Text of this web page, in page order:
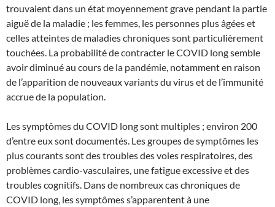
trouvaient dans un état moyennement grave pendant la partie
aiguë de la maladie ; les femmes, les personnes plus âgées et
celles atteintes de maladies chroniques sont particulièrement
touchées. La probabilité de contracter le COVID long semble
avoir diminué au cours de la pandémie, notamment en raison
de l’apparition de nouveaux variants du virus et de l’immunité
accrue de la population.
Les symptômes du COVID long sont multiples ; environ 200
d’entre eux sont documentés. Les groupes de symptômes les
plus courants sont des troubles des voies respiratoires, des
problèmes cardio-vasculaires, une fatigue excessive et des
troubles cognitifs. Dans de nombreux cas chroniques de
COVID long, les symptômes s’apparentent à une